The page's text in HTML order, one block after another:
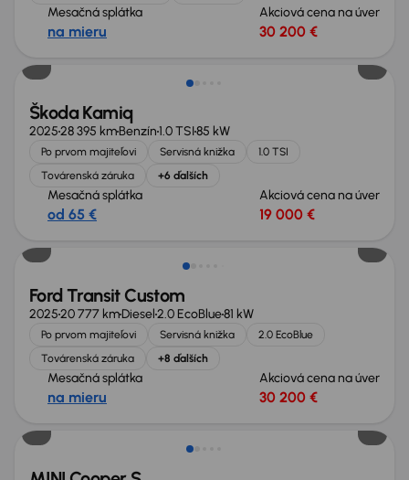
Mesačná splátka
na mieru
Akciová cena na úver
30 200 €
Zlacnené o 1 300 €
Škoda Kamiq
202528 395 kmBenzín1.0 TSI85 kW
Po prvom majiteľovi Servisná knižka
1.0 TSI
Továrenská záruka
+6 ďalších
Mesačná splátka
od 65 €
Akciová cena na úver
19 000 €
Zlacnené o 3 200 €
Ford Transit Custom
202520 777 kmDiesel2.0 EcoBlue81 kW
Po prvom majiteľovi Servisná knižka
2.0 EcoBlue
Továrenská záruka
+8 ďalších
Mesačná splátka
na mieru
Akciová cena na úver
30 200 €